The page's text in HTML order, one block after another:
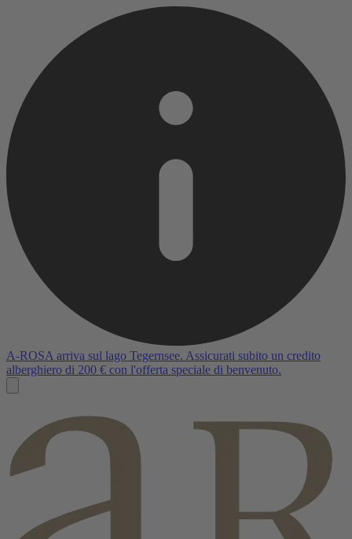
A-ROSA arriva sul lago Tegernsee. Assicurati subito un credito
alberghiero di 200 € con l'offerta speciale di benvenuto.